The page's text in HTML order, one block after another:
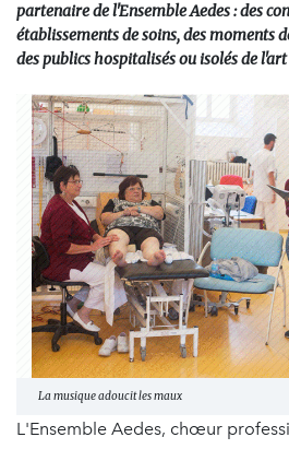
partenaire de l'Ensemble Aedes : des
établissements de soins, des moments
des publics hospitalisés ou isolés de l'art
La musique adoucit les maux
L'Ensemble Aedes, chœur